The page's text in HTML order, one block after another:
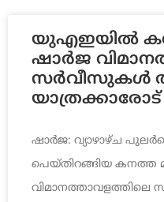
യുഎഇയിൽ
ഷാർജ
സർവീസുകൾ
യാത്രക്കാരോട്
ഷാർജ: വ്യാഴാഴ്ച
പെയ്തിറങ്ങിയ കനത്ത